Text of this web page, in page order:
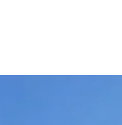
an den